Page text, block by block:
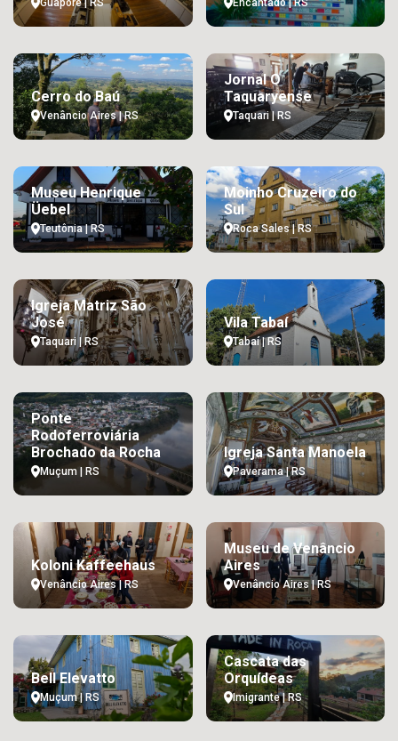
Guaporé | RS Encantado | RS
Cerro do Baú
Venâncio Aires | RS
Jornal O
Taquaryense
Taquari | RS
Museu Henrique
Üebel
Teutônia | RS
Moinho Cruzeiro do
Sul
Roca Sales | RS
Igreja Matriz São
José
Taquari | RS
Vila Tabaí
Tabaí | RS
Ponte
Rodoferroviária
Brochado da Rocha
Muçum | RS
Igreja Santa Manoela
Paverama | RS
Koloni Kaffeehaus
Venâncio Aires | RS
Museu de Venâncio
Aires
Venâncio Aires | RS
Bell Elevatto
Muçum | RS
Cascata das
Orquídeas
Imigrante | RS